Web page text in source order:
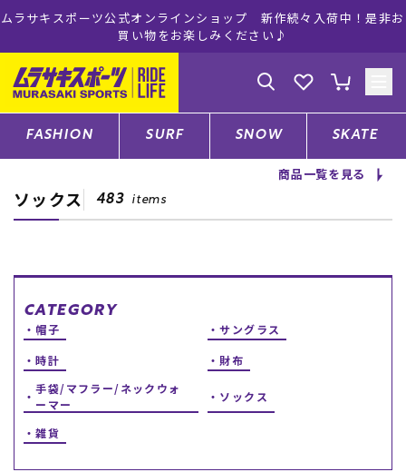
ムラサキスポーツ公式オンラインショップ 新作続々入荷中！是非お
買い物をお楽しみください♪
ゲスト様
ログイン 会員登録
CATEGORY
サーフTOP
FASHION SURF SNOW SKATE
商品一覧を見る
ソックス 483 items
CATEGORY
帽子
サングラス
時計
財布
手袋/マフラー/ネックウォ
ーマー
ソックス
雑貨